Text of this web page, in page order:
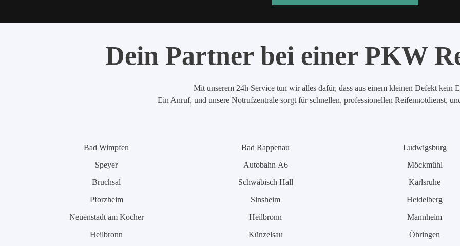
Dein Partner bei einer PKW
Mit unserem 24h Service tun wir alles dafür, dass aus einem kleinen Defekt kein
Ein Anruf, und unsere Notrufzentrale sorgt für schnellen, professionellen Reifennotdienst,
Bad Wimpfen
Speyer
Bruchsal
Pforzheim
Neuenstadt am Kocher
Heilbronn
Bad Rappenau
Autobahn A6
Schwäbisch Hall
Sinsheim
Heilbronn
Künzelsau
Ludwigsburg
Möckmühl
Karlsruhe
Heidelberg
Mannheim
Öhringen